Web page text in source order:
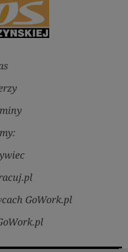
GoWork.pl